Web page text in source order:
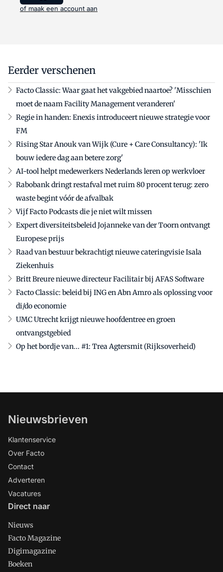
of maak een account aan
Eerder verschenen
Facto Classic: Waar gaat het vakgebied naartoe? 'Misschien
moet de naam Facility Management veranderen'
Regie in handen: Enexis introduceert nieuwe strategie voor
FM
Rising Star Anouk van Wijk (Cure + Care Consultancy): 'Ik
bouw iedere dag aan betere zorg'
AI-tool helpt medewerkers Nederlands leren op werkvloer
Rabobank dringt restafval met ruim 80 procent terug: zero
waste begint vóór de afvalbak
Vijf Facto Podcasts die je niet wilt missen
Expert diversiteitsbeleid Jojanneke van der Toorn ontvangt
Europese prijs
Raad van bestuur bekrachtigt nieuwe cateringvisie Isala
Ziekenhuis
Britt Breure nieuwe directeur Facilitair bij AFAS Software
Facto Classic: beleid bij ING en Abn Amro als oplossing voor
di/do economie
UMC Utrecht krijgt nieuwe hoofdentree en groen
ontvangstgebied
Op het bordje van... #1: Trea Agtersmit (Rijksoverheid)
Nieuwsbrieven
Klantenservice
Over Facto
Contact
Adverteren
Vacatures
Direct naar
Nieuws
Facto Magazine
Digimagazine
Boeken